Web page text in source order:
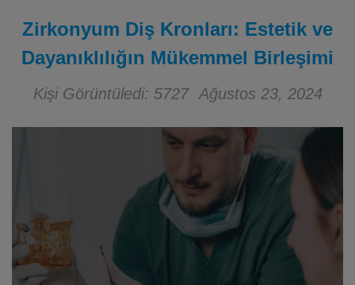
Zirkonyum Diş Kronları: Estetik ve
Dayanıklılığın Mükemmel Birleşimi
Kişi Görüntüledi: 5727 Ağustos 23, 2024